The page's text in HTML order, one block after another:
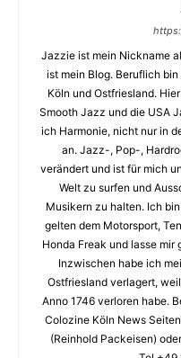
Jazzie ist mein Nickname
ist mein Blog. Beruflich
Köln und Ostfriesland.
Smooth Jazz und die USA
ich Harmonie, nicht nur in
an. Jazz-, Pop-,
verändert und ist für mich
Welt zu surfen und
Musikern zu halten. Ich
gelten dem Motorsport,
Honda Freak und lasse mir
Inzwischen habe ich
Ostfriesland verlagert,
Anno 1746 verloren habe.
Colozine Köln News
(Reinhold Packeisen)